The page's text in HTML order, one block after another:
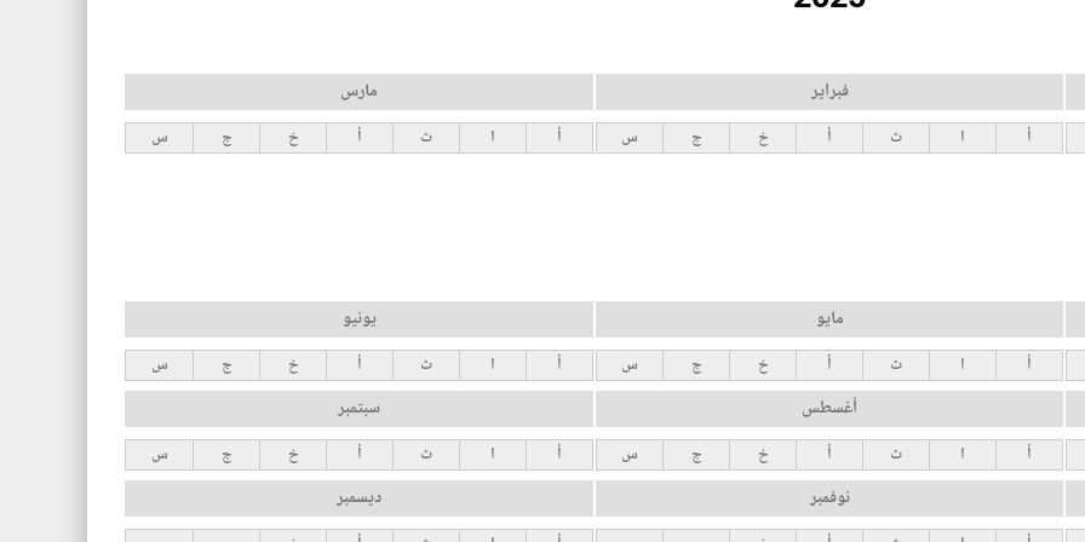
فبراير
أ ا ث أ خ ج س
مارس
أ ا ث أ خ ج س
مايو
أ ا ث أ خ ج س
يونيو
أ ا ث أ خ ج س
أغسطس
أ ا ث أ خ ج س
سبتمبر
أ ا ث أ خ ج س
نوفمبر ديسمبر